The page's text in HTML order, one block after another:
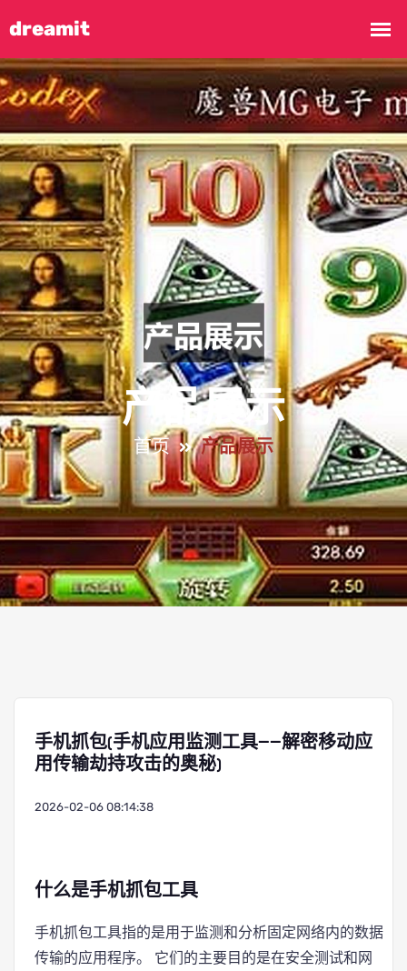
产品展示
首页 产品展示
手机抓包(手机应用监测工具——解密移动应
用传输劫持攻击的奥秘)
2026-02-06 08:14:38
什么是手机抓包工具
手机抓包工具指的是用于监测和分析固定网络内的数据
传输的应用程序。 它们的主要目的是在安全测试和网